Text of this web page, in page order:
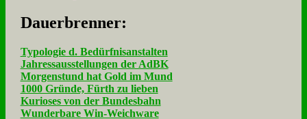
Dau­er­bren­ner:
Typologie d. Bedürfnisanstalten
Jahressausstellungen der AdBK
Morgenstund hat Gold im Mund
1000 Gründe, Fürth zu lieben
Kurioses von der Bundesbahn
Wunderbare Win-Weichware